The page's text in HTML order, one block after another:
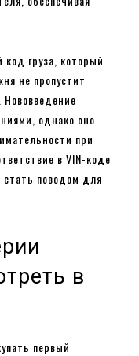
груза, который
не пропустит
однако оно
при
в VIN-коде
стать поводом для
в
первый